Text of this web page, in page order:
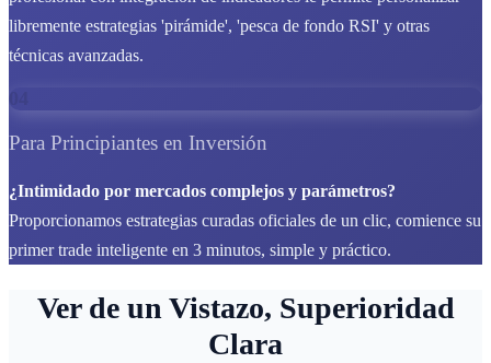
libremente estrategias 'pirámide', 'pesca de fondo RSI' y otras
técnicas avanzadas.
Para Principiantes en Inversión
¿Intimidado por mercados complejos y parámetros?
Proporcionamos estrategias curadas oficiales de un clic, comience su
primer trade inteligente en 3 minutos, simple y práctico.
Ver de un Vistazo, Superioridad
Clara